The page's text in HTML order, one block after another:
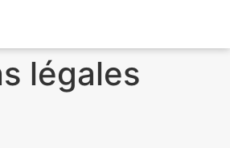
légales